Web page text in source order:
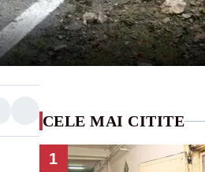
CELE MAI CITITE
1